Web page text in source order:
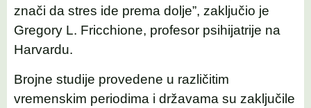
znači da ​​stres ide prema dolje”, zaključio je
Gregory L. Fricchione, profesor psihijatrije na
Harvardu.
Brojne studije provedene u različitim
vremenskim periodima i državama su zaključile